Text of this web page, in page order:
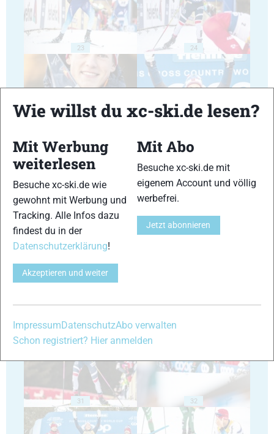
23 24
28
31 32
Wie willst du xc-ski.de lesen?
Mit Werbung
weiterlesen
Besuche xc-ski.de wie
gewohnt mit Werbung und
Tracking. Alle Infos dazu
findest du in der
Datenschutzerklärung!
Akzeptieren und weiter
Mit Abo
Besuche xc-ski.de mit
eigenem Account und völlig
werbefrei.
Jetzt abonnieren
ImpressumDatenschutzAbo verwalten
Schon registriert? Hier anmelden